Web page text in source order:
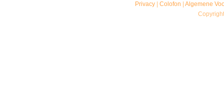
Privacy |Colofon |Algemene